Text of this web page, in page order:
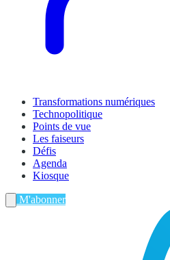
Transformations numériques
Technopolitique
Points de vue
Les faiseurs
Défis
Agenda
Kiosque
M'abonner